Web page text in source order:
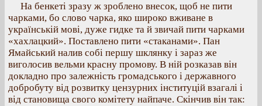
На бенкеті зразу ж зроблено внесок, щоб не пити
чарками, бо слово чарка, яко широко вживане в
українській мові, дуже гидке та й звичай пити чарками
«хахлацкий». Поставлено пити «стаканами». Пан
Ямайський налив собі першу шклянку і зараз же
виголосив вельми красну промову. В ній розказав він
докладно про залежність громадського і державного
добробуту від розвитку цензурних інституцій взагалі і
від становища свого комітету найпаче. Скінчив він так: